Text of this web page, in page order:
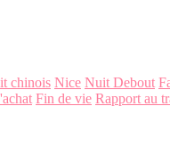
chinois Nice Nuit Debout
Fin de vie Rapport au